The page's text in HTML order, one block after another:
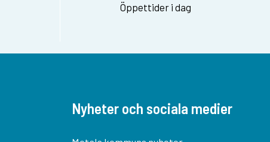
Öppettider i dag
Nyheter och sociala medier